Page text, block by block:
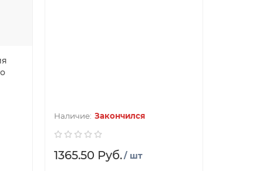
Закончился
1365.50 Руб./ шт